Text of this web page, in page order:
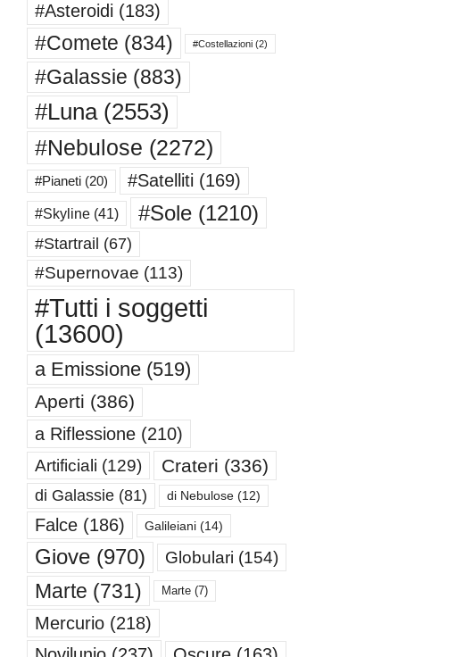
#Asteroidi (183)
#Comete (834) #Costellazioni(2)
#Galassie (883)
#Luna(2553)
#Nebulose (2272)
#Pianeti(20) #Satelliti (169)
#Skyline(41) #Sole(1210)
#Startrail (67)
#Supernovae (113)
#Tutti i soggetti
(13600)
a Emissione(519)
Aperti (386)
a Riflessione(210)
Artificiali (129) Crateri (336)
di Galassie(81) di Nebulose(12)
Falce(186) Galileiani(14)
Giove(970) Globulari (154)
Marte (731) Marte(7)
Mercurio(218)